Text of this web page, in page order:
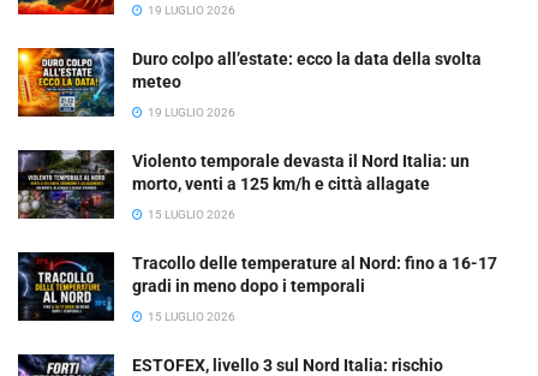
19 LUGLIO 2026
Duro colpo all’estate: ecco la data della svolta
meteo
19 LUGLIO 2026
Violento temporale devasta il Nord Italia: un
morto, venti a 125 km/h e città allagate
15 LUGLIO 2026
Tracollo delle temperature al Nord: fino a 16-17
gradi in meno dopo i temporali
15 LUGLIO 2026
ESTOFEX, livello 3 sul Nord Italia: rischio